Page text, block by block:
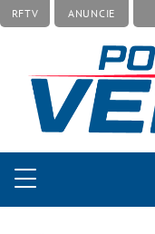
RFTV ANUNCIE